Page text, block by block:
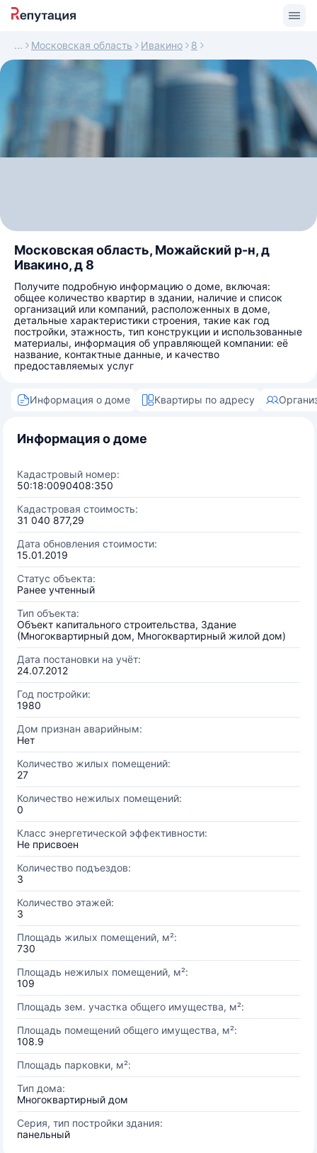
Московская область Ивакино 8
Московская область, Можайский р-н, д
Ивакино, д 8
Получите подробную информацию о доме, включая:
общее количество квартир в здании, наличие и список
организаций или компаний, расположенных в доме,
детальные характеристики строения, такие как год
постройки, этажность, тип конструкции и использованные
материалы, информация об управляющей компании: её
название, контактные данные, и качество
предоставляемых услуг
Информация о доме Квартиры по адресу
Информация о доме
Кадастровый номер:
50:18:0090408:350
Кадастровая стоимость:
31 040 877,29
Дата обновления стоимости:
15.01.2019
Статус объекта:
Ранее учтенный
Тип объекта:
Объект капитального строительства, Здание
(Многоквартирный дом, Многоквартирный жилой дом)
Дата постановки на учёт:
24.07.2012
Год постройки:
1980
Дом признан аварийным:
Нет
Количество жилых помещений:
27
Количество нежилых помещений:
0
Класс энергетической эффективности:
Не присвоен
Количество подъездов:
3
Количество этажей:
3
Площадь жилых помещений, м²:
730
Площадь нежилых помещений, м²:
109
Площадь зем. участка общего имущества, м²:
Площадь помещений общего имущества, м²:
108.9
Площадь парковки, м²:
Тип дома:
Многоквартирный дом
Серия, тип постройки здания:
панельный